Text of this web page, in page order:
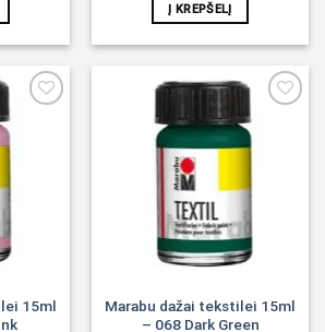
Į KREPŠELĮ
15ml
Marabu dažai tekstilei 15ml
– 068 Dark Green